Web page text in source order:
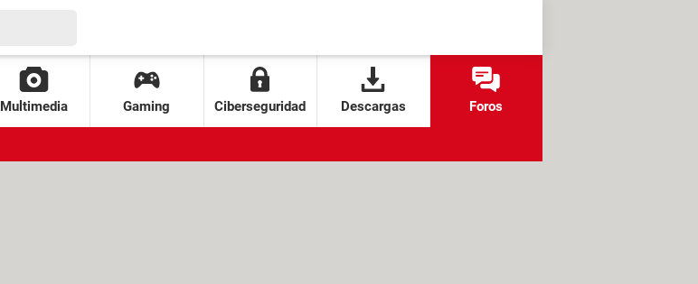
Multimedia Gaming Ciberseguridad Descargas Foros